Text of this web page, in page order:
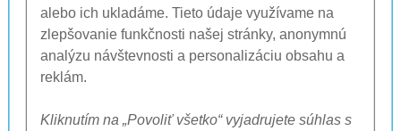
alebo ich ukladáme. Tieto údaje využívame na
zlepšovanie funkčnosti našej stránky, anonymnú
analýzu návštevnosti a personalizáciu obsahu a
reklám.
Kliknutím na „Povoliť všetko“ vyjadrujete súhlas s